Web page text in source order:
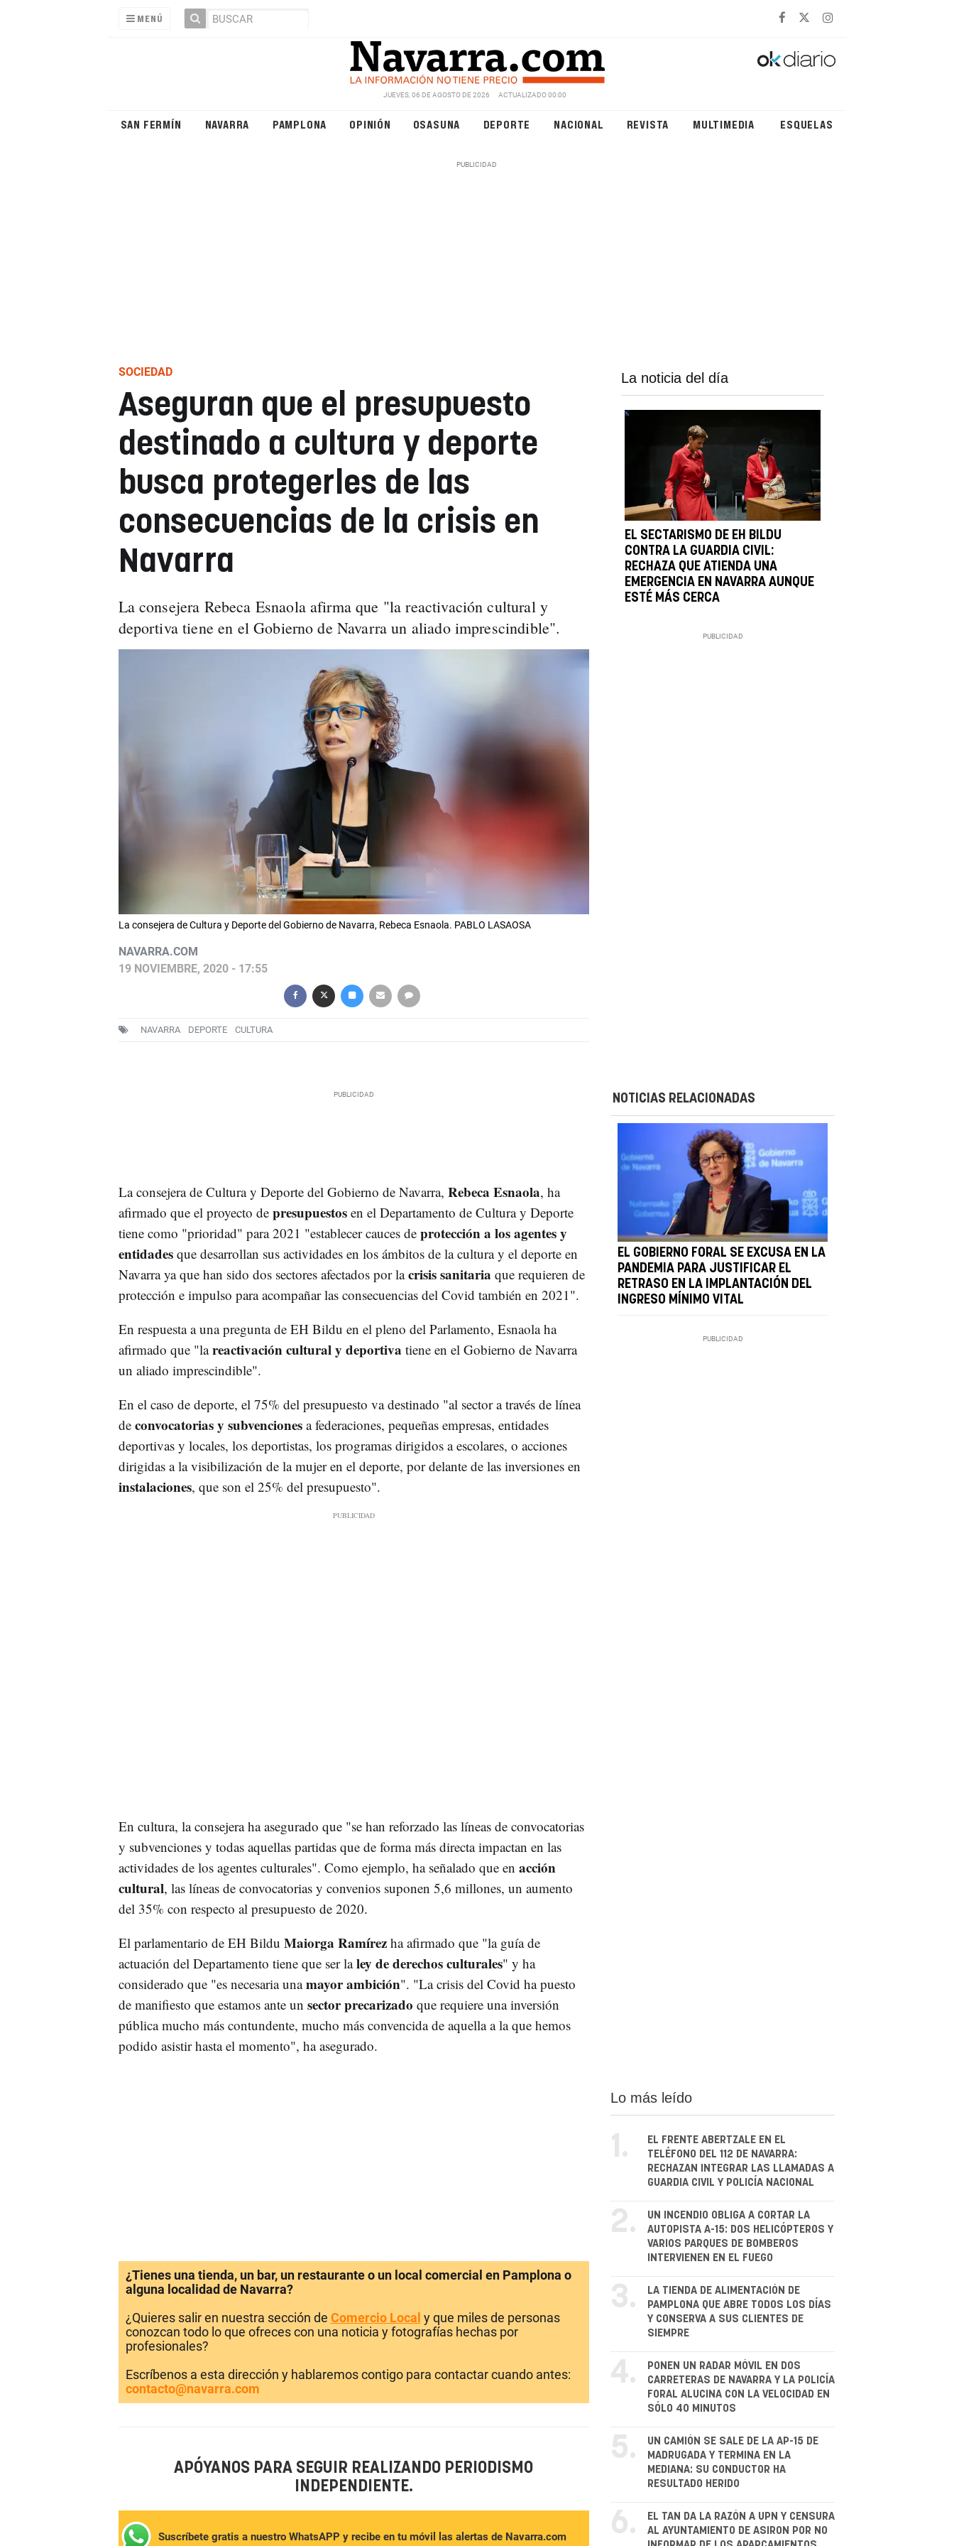
MENÚ
JUEVES, 06 DE AGOSTO DE 2026 ACTUALIZADO 00:00
SAN FERMÍN NAVARRA PAMPLONA OPINIÓN OSASUNA DEPORTE NACIONAL REVISTA MULTIMEDIA ESQUELAS
SOCIEDAD
Aseguran que el presupuesto
destinado a cultura y deporte
busca protegerles de las
consecuencias de la crisis en
Navarra
La consejera Rebeca Esnaola afirma que "la reactivación cultural y
deportiva tiene en el Gobierno de Navarra un aliado imprescindible".
La consejera de Cultura y Deporte del Gobierno de Navarra, Rebeca Esnaola. PABLO LASAOSA
NAVARRA.COM
19 NOVIEMBRE, 2020 - 17:55
NAVARRA DEPORTE CULTURA
La noticia del día
EL SECTARISMO DE EH BILDU
CONTRA LA GUARDIA CIVIL:
RECHAZA QUE ATIENDA UNA
EMERGENCIA EN NAVARRA AUNQUE
ESTÉ MÁS CERCA
La consejera de Cultura y Deporte del Gobierno de Navarra, Rebeca Esnaola, ha
afirmado que el proyecto de presupuestos en el Departamento de Cultura y Deporte
tiene como "prioridad" para 2021 "establecer cauces de protección a los agentes y
entidades que desarrollan sus actividades en los ámbitos de la cultura y el deporte en
Navarra ya que han sido dos sectores afectados por lacrisis sanitaria que requieren de
protección e impulso para acompañar las consecuencias del Covid también en 2021".
En respuesta a una pregunta de EH Bildu en el pleno del Parlamento, Esnaola ha
afirmado que "lareactivación cultural y deportiva tiene en el Gobierno de Navarra
un aliado imprescindible".
En el caso de deporte, el 75% del presupuesto va destinado "al sector a través de línea
de convocatorias y subvenciones a federaciones, pequeñas empresas, entidades
deportivas y locales, los deportistas, los programas dirigidos a escolares, o acciones
dirigidas a la visibilización de la mujer en el deporte, por delante de las inversiones en
instalaciones, que son el 25% del presupuesto".
En cultura, la consejera ha asegurado que "se han reforzado las líneas de convocatorias
y subvenciones y todas aquellas partidas que de forma más directa impactan en las
actividades de los agentes culturales". Como ejemplo, ha señalado que en acción
cultural, las líneas de convocatorias y convenios suponen 5,6 millones, un aumento
del 35% con respecto al presupuesto de 2020.
El parlamentario de EH Bildu Maiorga Ramírez ha afirmado que "la guía de
actuación del Departamento tiene que ser laley de derechos culturales" y ha
considerado que "es necesaria unamayor ambición". "La crisis del Covid ha puesto
de manifiesto que estamos ante un sector precarizado que requiere una inversión
pública mucho más contundente, mucho más convencida de aquella a la que hemos
podido asistir hasta el momento", ha asegurado.
NOTICIAS RELACIONADAS
EL GOBIERNO FORAL SE EXCUSA EN LA
PANDEMIA PARA JUSTIFICAR EL
RETRASO EN LA IMPLANTACIÓN DEL
INGRESO MÍNIMO VITAL
¿Tienes una tienda, un bar, un restaurante o un local comercial en Pamplona o
alguna localidad de Navarra?
¿Quieres salir en nuestra sección de Comercio Local y que miles de personas
conozcan todo lo que ofreces con una noticia y fotografías hechas por
profesionales?
Escríbenos a esta dirección y hablaremos contigo para contactar cuando antes:
contacto@navarra.com
APÓYANOS PARA SEGUIR REALIZANDO PERIODISMO
INDEPENDIENTE.
Suscríbete gratis a nuestro WhatsAPP y recibe en tu móvil las alertas de Navarra.com
Lo más leído
1.
EL FRENTE ABERTZALE EN EL
TELÉFONO DEL 112 DE NAVARRA:
RECHAZAN INTEGRAR LAS LLAMADAS A
GUARDIA CIVIL Y POLICÍA NACIONAL
2.
UN INCENDIO OBLIGA A CORTAR LA
AUTOPISTA A-15: DOS HELICÓPTEROS Y
VARIOS PARQUES DE BOMBEROS
INTERVIENEN EN EL FUEGO
3.
LA TIENDA DE ALIMENTACIÓN DE
PAMPLONA QUE ABRE TODOS LOS DÍAS
Y CONSERVA A SUS CLIENTES DE
SIEMPRE
4.
PONEN UN RADAR MÓVIL EN DOS
CARRETERAS DE NAVARRA Y LA POLICÍA
FORAL ALUCINA CON LA VELOCIDAD EN
SÓLO 40 MINUTOS
5.
UN CAMIÓN SE SALE DE LA AP-15 DE
MADRUGADA Y TERMINA EN LA
MEDIANA: SU CONDUCTOR HA
RESULTADO HERIDO
6.
EL TAN DA LA RAZÓN A UPN Y CENSURA
AL AYUNTAMIENTO DE ASIRON POR NO